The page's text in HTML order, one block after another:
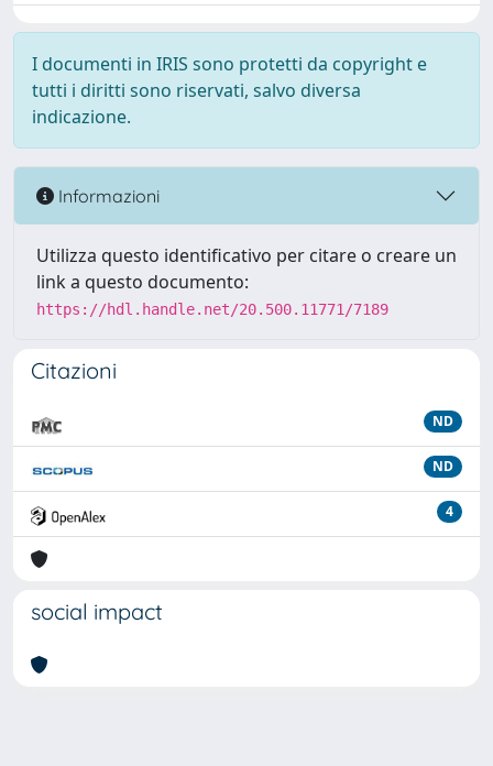
I documenti in IRIS sono protetti da copyright e
tutti i diritti sono riservati, salvo diversa
indicazione.
Informazioni
Utilizza questo identificativo per citare o creare un
link a questo documento:
https://hdl.handle.net/20.500.11771/7189
Citazioni
ND
ND
4
social impact